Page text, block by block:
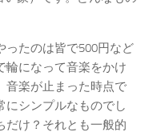
ったのは皆で500円など
輪になって音楽をかけ
音楽が止まった時点で
にシンプルなものでし
だけ？それとも一般的